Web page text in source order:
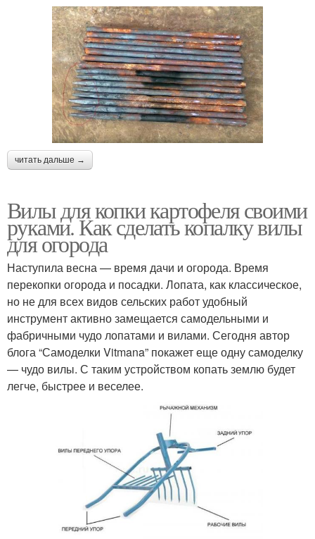
читать дальше →
Вилы для копки картофеля своими
руками. Как сделать копалку вилы
для огорода
Наступила весна — время дачи и огорода. Время
перекопки огорода и посадки. Лопата, как классическое,
но не для всех видов сельских работ удобный
инструмент активно замещается самодельными и
фабричными чудо лопатами и вилами. Сегодня автор
блога “Самоделки Vitmana” покажет еще одну самоделку
— чудо вилы. С таким устройством копать землю будет
легче, быстрее и веселее.